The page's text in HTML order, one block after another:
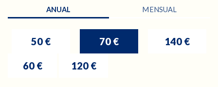
ANUAL MENSUAL
50 € 70 € 140 €
60 € 120 €